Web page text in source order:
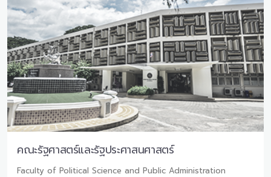
คณะรัฐศาสตร์และรัฐประศาสนศาสตร์
Faculty of Political Science and Public Administration